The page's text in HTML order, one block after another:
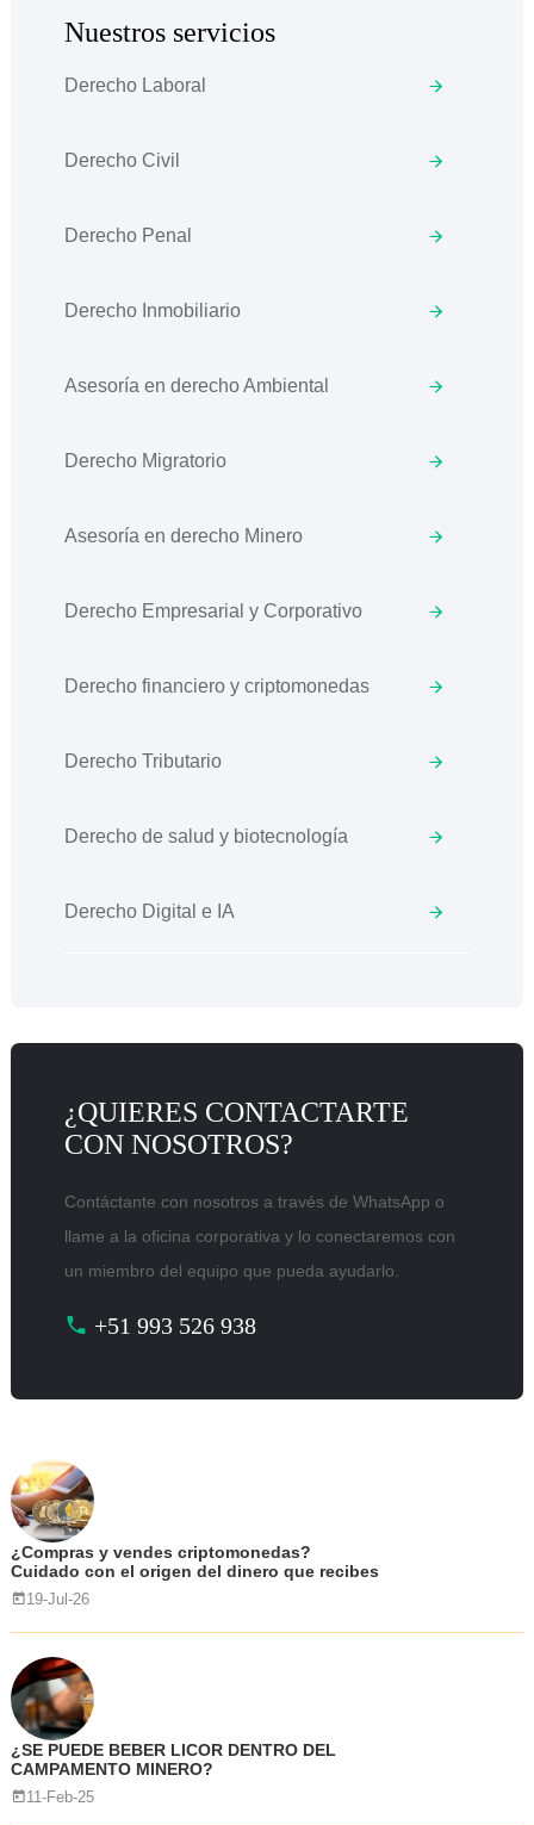
Nuestros servicios
Derecho Laboral
Derecho Civil
Derecho Penal
Derecho Inmobiliario
Asesoría en derecho Ambiental
Derecho Migratorio
Asesoría en derecho Minero
Derecho Empresarial y Corporativo
Derecho financiero y criptomonedas
Derecho Tributario
Derecho de salud y biotecnología
Derecho Digital e IA
¿QUIERES CONTACTARTE
CON NOSOTROS?
Contáctante con nosotros a través de WhatsApp o
llame a la oficina corporativa y lo conectaremos con
un miembro del equipo que pueda ayudarlo.
+51 993 526 938
¿Compras y vendes criptomonedas?
Cuidado con el origen del dinero que recibes
19-Jul-26
¿SE PUEDE BEBER LICOR DENTRO DEL
CAMPAMENTO MINERO?
11-Feb-25